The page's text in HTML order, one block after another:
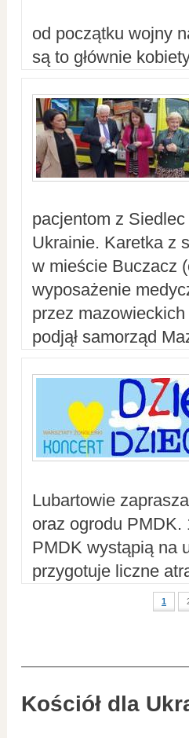
od początku wojny
są to głównie
pacjentom z
Ukrainie. Karetka z
w mieście Buczacz
wyposażenie
przez
podjął samorząd
Lubartowie
oraz ogrodu PMDK.
PMDK wystąpią na
przygotuje liczne
1
Kościół dla